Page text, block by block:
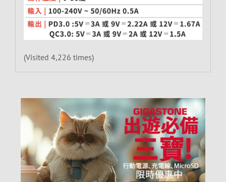
(Visited 4,226 times)